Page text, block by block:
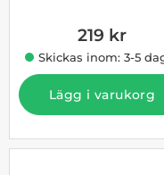
219 kr
Skickas inom: 3-5
Lägg i varukorg